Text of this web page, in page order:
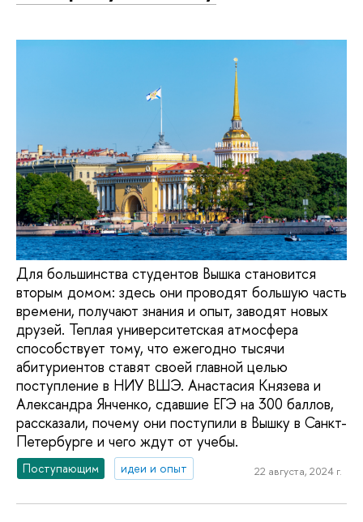
Для большинства студентов Вышка становится
вторым домом: здесь они проводят большую часть
времени, получают знания и опыт, заводят новых
друзей. Теплая университетская атмосфера
способствует тому, что ежегодно тысячи
абитуриентов ставят своей главной целью
поступление в НИУ ВШЭ. Анастасия Князева и
Александра Янченко, сдавшие ЕГЭ на 300 баллов,
рассказали, почему они поступили в Вышку в Санкт-
Петербурге и чего ждут от учебы.
Поступающим идеи и опыт 22 августа, 2024 г.